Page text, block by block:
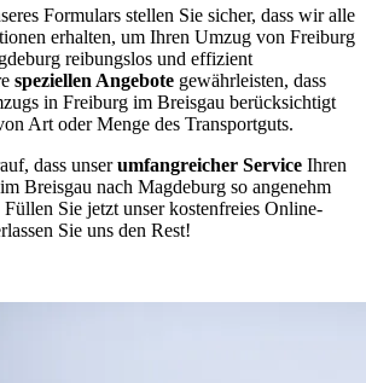
Formulars stellen Sie sicher, dass wir alle
erhalten, um Ihren Umzug von Freiburg
reibungslos und effizient
speziellen Angebote gewährleisten, dass
in Freiburg im Breisgau berücksichtigt
Art oder Menge des Transportguts.
dass unserumfangreicher Service Ihren
Breisgau nach Magdeburg so angenehm
Sie jetzt unser kostenfreies Online-
Sie uns den Rest!